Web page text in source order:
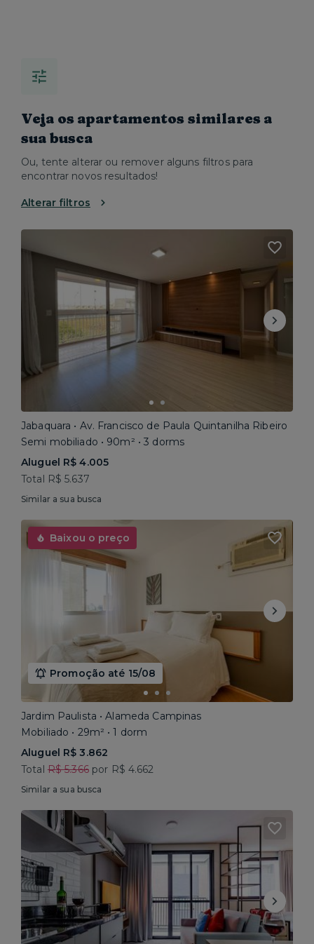
Veja os apartamentos similares a
sua busca
Ou, tente alterar ou remover alguns filtros para
encontrar novos resultados!
Alterar filtros
Jabaquara • Av. Francisco de Paula Quintanilha Ribeiro
Semi mobiliado • 90m² • 3 dorms
Aluguel R$ 4.005
Total R$ 5.637
Similar a sua busca
Baixou o preço
Promoção até 15/08
Jardim Paulista • Alameda Campinas
Mobiliado • 29m² • 1 dorm
Aluguel R$ 3.862
Total R$ 5.366por R$ 4.662
Similar a sua busca